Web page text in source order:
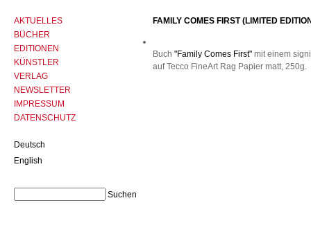
FAMILY COMES FIRST (LIMITED
Buch "Family Comes First" mit einem
auf Tecco FineArt Rag Papier matt, 250g.
AKTUELLES
BÜCHER
EDITIONEN
KÜNSTLER
VERLAG
NEWSLETTER
IMPRESSUM
DATENSCHUTZ
Deutsch
English